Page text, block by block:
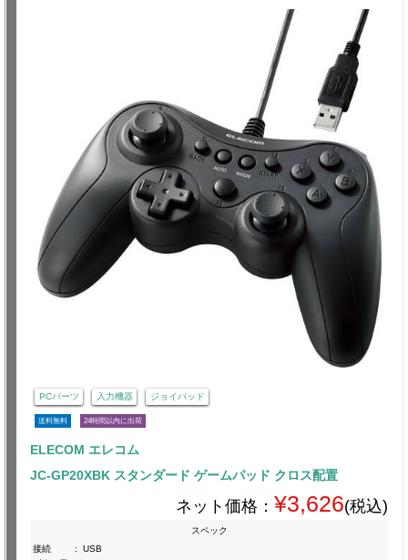
PCパーツ 入力機器 ジョイパッド
送料無料 24時間以内に出荷
ELECOM エレコム
JC-GP20XBK スタンダード ゲームパッド クロス配置
ネット価格： ¥3,626(税込)
スペック
接続
:
USB